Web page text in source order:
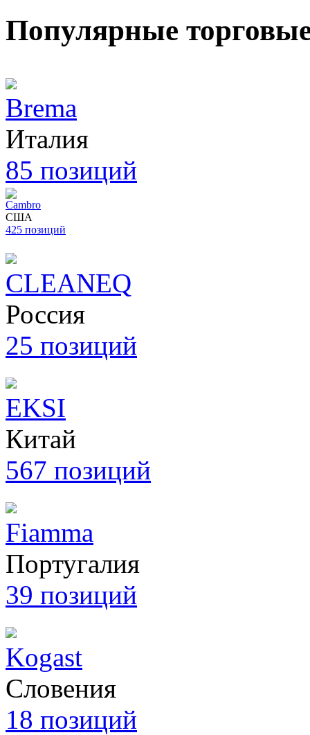
Популярные
Brema
Италия
85 позиций
Cambro
США
425 позиций
CLEANEQ
Россия
25 позиций
EKSI
Китай
567 позиций
Fiamma
Португалия
39 позиций
Kogast
Словения
18 позиций